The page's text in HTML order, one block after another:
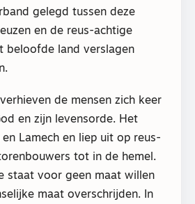
gelegd tussen deze
en de reus-achtige
beloofde land verslagen
verhieven de mensen zich keer
en zijn levensorde. Het
Lamech en liep uit op reus-
tot in de hemel.
staat voor geen maat willen
maat overschrijden. In